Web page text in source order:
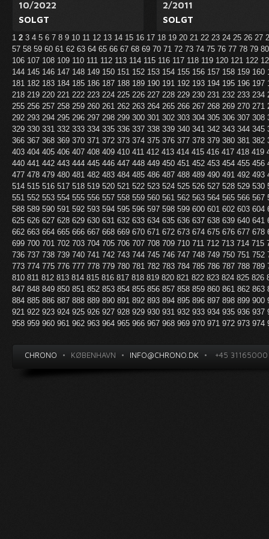
10/2022
SOLGT
2/2011
SOLGT
1 2 3 4 5 6 7 8 9 10 11 12 13 14 15 16 17 18 19 20 21 22 23 24 25 26 27
57 58 59 60 61 62 63 64 65 66 67 68 69 70 71 72 73 74 75 76 77 78 79
106 107 108 109 110 111 112 113 114 115 116 117 118 119 120 121 122
144 145 146 147 148 149 150 151 152 153 154 155 156 157 158 159 160
181 182 183 184 185 186 187 188 189 190 191 192 193 194 195 196 197
218 219 220 221 222 223 224 225 226 227 228 229 230 231 232 233 234
255 256 257 258 259 260 261 262 263 264 265 266 267 268 269 270 271
292 293 294 295 296 297 298 299 300 301 302 303 304 305 306 307 308
329 330 331 332 333 334 335 336 337 338 339 340 341 342 343 344 345
366 367 368 369 370 371 372 373 374 375 376 377 378 379 380 381 382
403 404 405 406 407 408 409 410 411 412 413 414 415 416 417 418 419
440 441 442 443 444 445 446 447 448 449 450 451 452 453 454 455 456
477 478 479 480 481 482 483 484 485 486 487 488 489 490 491 492 493
514 515 516 517 518 519 520 521 522 523 524 525 526 527 528 529 530
551 552 553 554 555 556 557 558 559 560 561 562 563 564 565 566 567
588 589 590 591 592 593 594 595 596 597 598 599 600 601 602 603 604
625 626 627 628 629 630 631 632 633 634 635 636 637 638 639 640 641
662 663 664 665 666 667 668 669 670 671 672 673 674 675 676 677 678
699 700 701 702 703 704 705 706 707 708 709 710 711 712 713 714 715
736 737 738 739 740 741 742 743 744 745 746 747 748 749 750 751 752
773 774 775 776 777 778 779 780 781 782 783 784 785 786 787 788 789
810 811 812 813 814 815 816 817 818 819 820 821 822 823 824 825 826
847 848 849 850 851 852 853 854 855 856 857 858 859 860 861 862 863
884 885 886 887 888 889 890 891 892 893 894 895 896 897 898 899 900
921 922 923 924 925 926 927 928 929 930 931 932 933 934 935 936 937
958 959 960 961 962 963 964 965 966 967 968 969 970 971 972 973 974
CHRONO • KØBENHAVN • INFO@CHRONO.DK • +45 31165000